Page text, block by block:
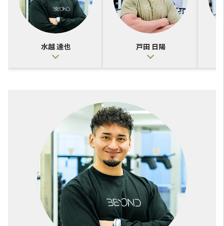
水越 達也 戸田 日陽